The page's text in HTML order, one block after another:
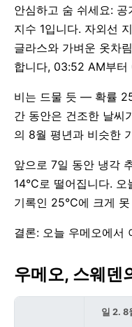
안심하고 숨 쉬세요:
지수 1입니다. 자외선
글라스와 가벼운 옷차
합니다, 03:52 AM부
비는 드물 듯 — 확률
간 동안은 건조한 날씨
의 8월 평년과 비슷한
앞으로 7일 동안 냉각
14°C로 떨어집니다.
기록인 25°C에 크게
결론: 오늘 우메오에서
우메오, 스웨
일 2. 8